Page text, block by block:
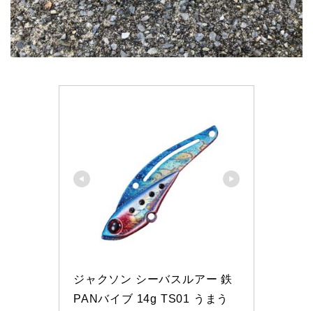
ジャクソン シーバスルアー 鉄
PANバイブ 14g TS01 うまう